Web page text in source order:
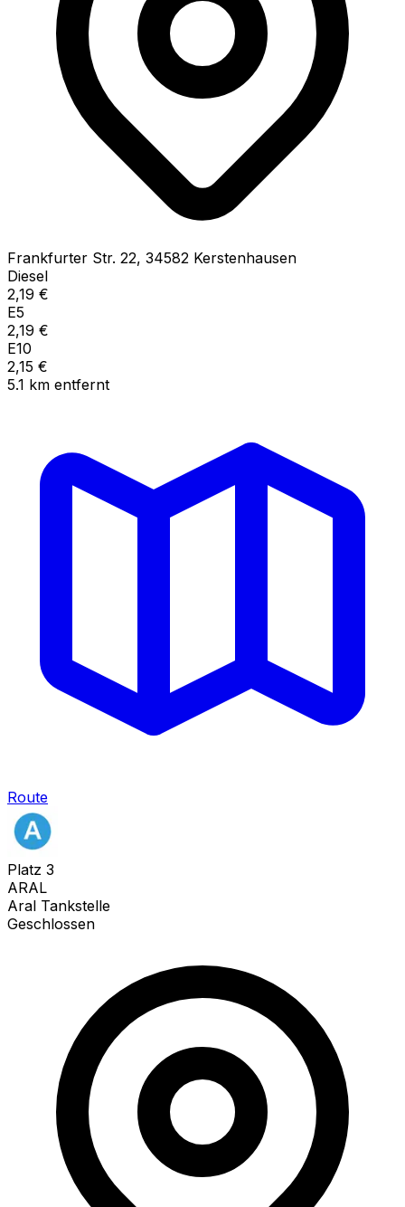
Frankfurter Str. 22, 34582 Kerstenhausen
Diesel
2,19 €
E5
2,19 €
E10
2,15 €
5.1 km entfernt
Route
Platz 3
ARAL
Aral Tankstelle
Geschlossen